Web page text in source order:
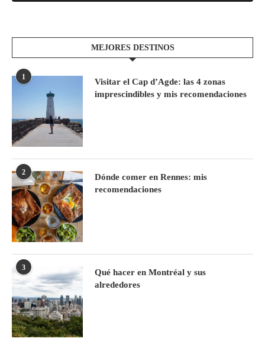
MEJORES DESTINOS
1
Visitar el Cap d’Agde: las 4 zonas
imprescindibles y mis recomendaciones
2
Dónde comer en Rennes: mis
recomendaciones
3
Qué hacer en Montréal y sus
alrededores